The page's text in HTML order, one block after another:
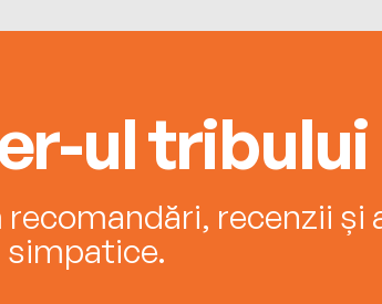
ul tribului
recenzii și
simpatice.